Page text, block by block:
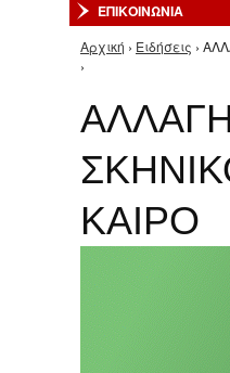
ΕΠΙΚΟΙΝΩΝΙΑ
Είστε εδώ
Αρχική › Ειδήσεις ›
›
ΑΛΛΑΓΗ
ΚΑΙΡΟ